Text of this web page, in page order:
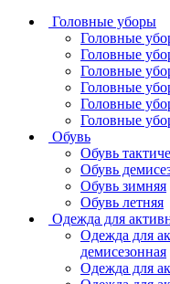
Головные уборы
Головные
Головные
Головные
Головные
Головные
Головные
Обувь
Обувь
Обувь
Обувь зимняя
Обувь летняя
Одежда для
Одежда для
демисезонная
Одежда для